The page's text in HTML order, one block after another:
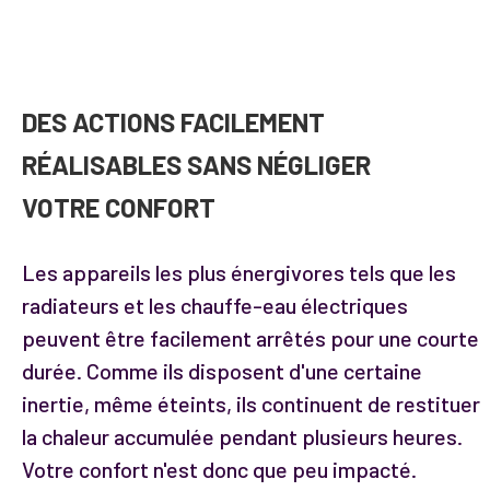
DES ACTIONS FACILEMENT
RÉALISABLES SANS NÉGLIGER
VOTRE CONFORT
Les appareils les plus énergivores tels que les
radiateurs et les chauffe-eau électriques
peuvent être facilement arrêtés pour une courte
durée. Comme ils disposent d'une certaine
inertie, même éteints, ils continuent de restituer
la chaleur accumulée pendant plusieurs heures.
Votre confort n'est donc que peu impacté.